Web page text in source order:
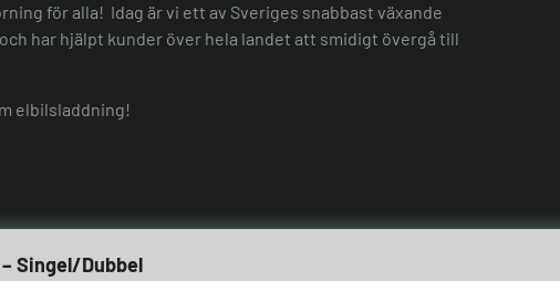
för alla! Idag är vi ett av Sveriges snabbast växande
har hjälpt kunder över hela landet att smidigt övergå till
elbilsladdning!
Singel/Dubbel